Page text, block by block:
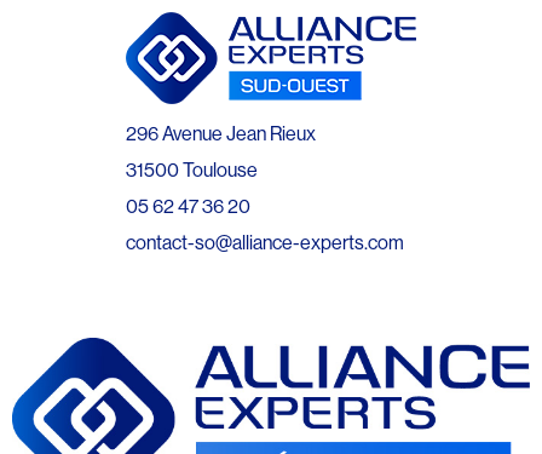
296 Avenue Jean Rieux
31500 Toulouse
05 62 47 36 20
contact-so@alliance-experts.com